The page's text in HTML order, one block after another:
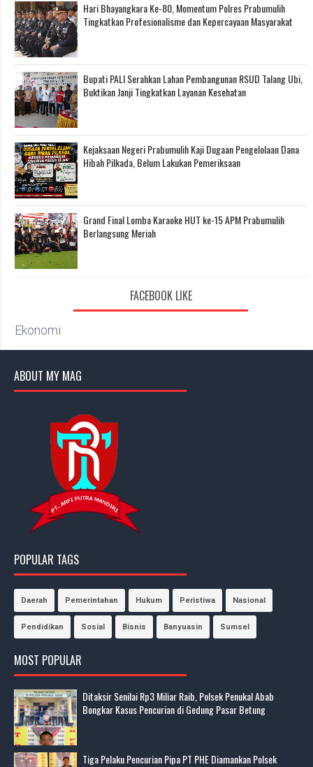
Hari Bhayangkara Ke-80, Momentum Polres Prabumulih
Tingkatkan Profesionalisme dan Kepercayaan Masyarakat
Bupati PALI Serahkan Lahan Pembangunan RSUD Talang Ubi,
Buktikan Janji Tingkatkan Layanan Kesehatan
Kejaksaan Negeri Prabumulih Kaji Dugaan Pengelolaan Dana
Hibah Pilkada, Belum Lakukan Pemeriksaan
Grand Final Lomba Karaoke HUT ke-15 APM Prabumulih
Berlangsung Meriah
FACEBOOK LIKE
Ekonomi
ABOUT MY MAG
POPULAR TAGS
Daerah Pemerintahan Hukum Peristiwa Nasional
Pendidikan Sosial Bisnis Banyuasin Sumsel
MOST POPULAR
Ditaksir Senilai Rp3 Miliar Raib, Polsek Penukal Abab
Bongkar Kasus Pencurian di Gedung Pasar Betung
Tiga Pelaku Pencurian Pipa PT PHE Diamankan Polsek